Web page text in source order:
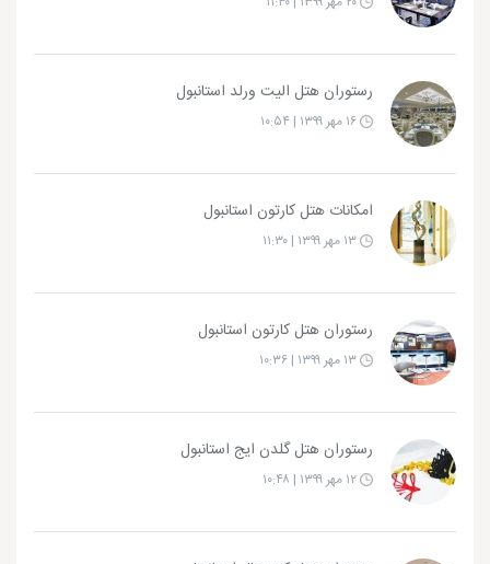
رستوران هتل الیت ورلد استانبول
امکانات هتل کارتون استانبول
رستوران هتل کارتون استانبول
رستوران هتل گلدن ایج استانبول